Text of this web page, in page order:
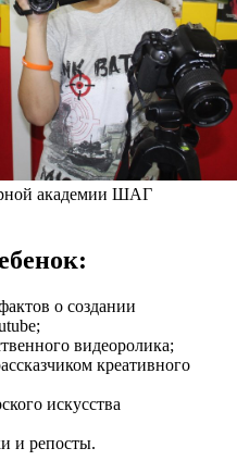
академии ШАГ
о создании
видеоролика;
креативного
искусства
и репосты.